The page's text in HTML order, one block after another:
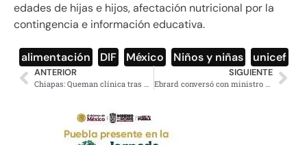
edades de hijas e hijos, afectación nutricional por la
contingencia e información educativa.
alimentación DIF México Niños y niñas unicef
ANTERIOR
Chiapas: Queman clínica tras muerte de una persona por Covid-19
SIGUIENTE
Ebrard conversó con ministro de Canadá sobre Covid y el T-MEC